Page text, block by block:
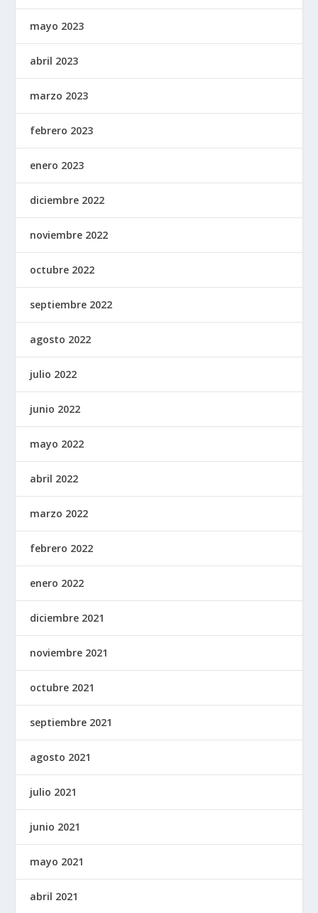
mayo 2023
abril 2023
marzo 2023
febrero 2023
enero 2023
diciembre 2022
noviembre 2022
octubre 2022
septiembre 2022
agosto 2022
julio 2022
junio 2022
mayo 2022
abril 2022
marzo 2022
febrero 2022
enero 2022
diciembre 2021
noviembre 2021
octubre 2021
septiembre 2021
agosto 2021
julio 2021
junio 2021
mayo 2021
abril 2021